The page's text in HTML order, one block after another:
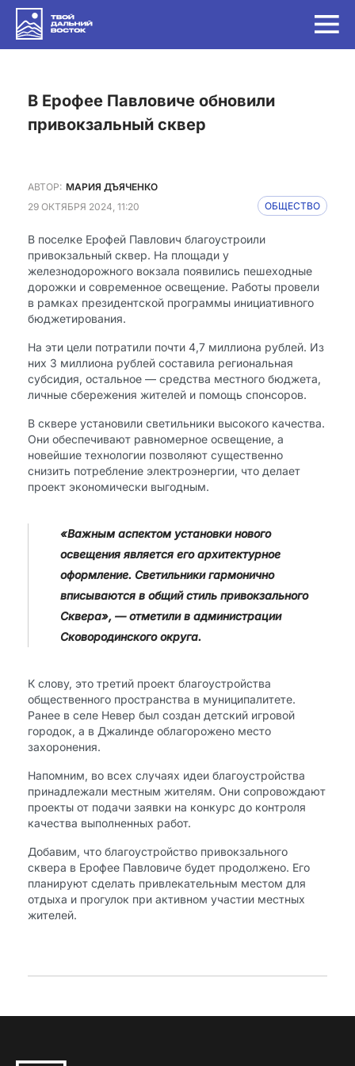
в Ерофее Павловиче обновили
привокзальный сквер
АВТОР: МАРИЯ ДЪЯЧЕНКО
29 ОКТЯБРЯ 2024, 11:20
ОБЩЕСТВО
В поселке Ерофей Павлович благоустроили
привокзальный сквер. На площади у
железнодорожного вокзала появились пешеходные
дорожки и современное освещение. Работы провели
в рамках президентской программы инициативного
бюджетирования.
На эти цели потратили почти 4,7 миллиона рублей. Из
них 3 миллиона рублей составила региональная
субсидия, остальное — средства местного бюджета,
личные сбережения жителей и помощь спонсоров.
В сквере установили светильники высокого качества.
Они обеспечивают равномерное освещение, а
новейшие технологии позволяют существенно
снизить потребление электроэнергии, что делает
проект экономически выгодным.
«Важным аспектом установки нового
освещения является его архитектурное
оформление. Светильники гармонично
вписываются в общий стиль привокзального
Сквера», — отметили в администрации
Сковородинского округа.
К слову, это третий проект благоустройства
общественного пространства в муниципалитете.
Ранее в селе Невер был создан детский игровой
городок, а в Джалинде облагорожено место
захоронения.
Напомним, во всех случаях идеи благоустройства
принадлежали местным жителям. Они сопровождают
проекты от подачи заявки на конкурс до контроля
качества выполненных работ.
Добавим, что благоустройство привокзального
сквера в Ерофее Павловиче будет продолжено. Его
планируют сделать привлекательным местом для
отдыха и прогулок при активном участии местных
жителей.